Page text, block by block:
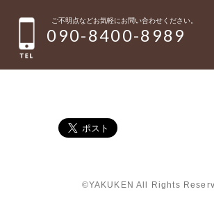
ご不明点などお気軽にお問い合わせください。
090-8400-8989
©YAKUKEN All Rights